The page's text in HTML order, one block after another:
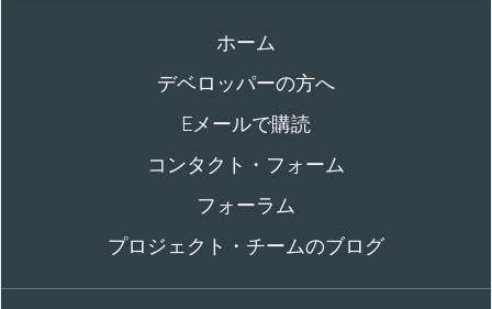
ホーム
デベロッパーの方へ
Eメールで購読
コンタクト・フォーム
フォーラム
プロジェクト・チームのブログ